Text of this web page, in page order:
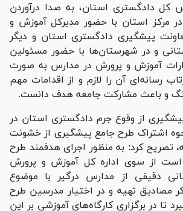
کل دادگستری استان، به صدا درآوردن
مرکز استان با حضور مدیرکل آموزش و
پیشگیری دادگستری استان و دیگر
و در شهرستان‌ها با حضور مسئولین
آموزش و پرورش در مدارس به صورت
رسانه‌ای آن را لازم و از اقدامات مهم
و باعث مشارکت جامعه هدف دانست.
از وقوع جرم دادگستری استان در
اشتراک طرح جامع پیشگیری از خشونت
تصریح کرد: به منظور اجرای هدفمند طرح
است از سوی اداره کل آموزش و پرورش
دقیقی از مدارس درگیر با موضوع
مصادیق تهیه و در اختیار مدرسین طرح
تا در برگزاری کارگاه‌های آموزشی بر این